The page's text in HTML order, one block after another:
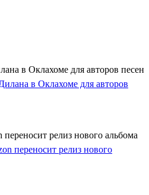
в Оклахоме для авторов песен
релиз нового альбома